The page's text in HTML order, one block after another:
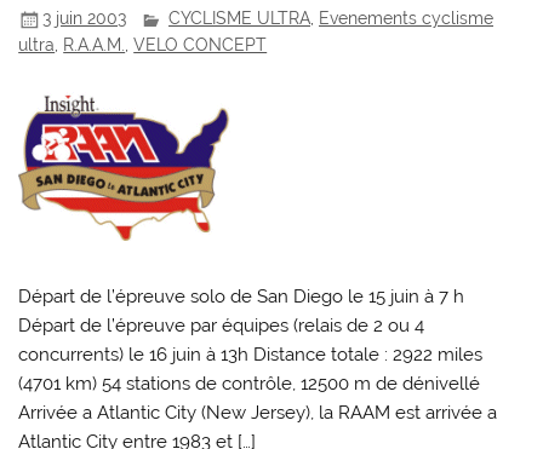
3 juin 2003 CYCLISME ULTRA, Evenements cyclisme
ultra
R.A.A.M. ,VELO CONCEPT
Départ de l’épreuve solo de San Diego le 15 juin à 7 h
Départ de l’épreuve par équipes (relais de 2 ou 4
concurrents) le 16 juin à 13h Distance totale : 2922 miles
(4701 km) 54 stations de contrôle, 12500 m de dénivellé
Arrivée a Atlantic City (New Jersey), la RAAM est arrivée a
Atlantic City entre 1983 et […]